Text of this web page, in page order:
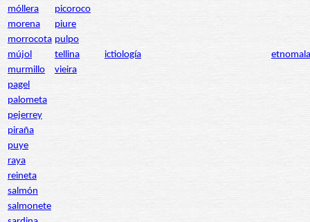
móllera
picoroco
morena
piure
morrocota pulpo
mújol
tellina ictiología
murmillo
vieira
pagel
palometa
pejerrey
piraña
puye
raya
reineta
salmón
salmonete